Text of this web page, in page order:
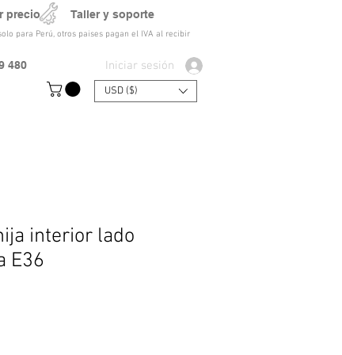
para Perú, otros paises pagan el IVA al recibir
Iniciar sesión
480
USD ($)
precio Taller y soporte
interior lado
E36